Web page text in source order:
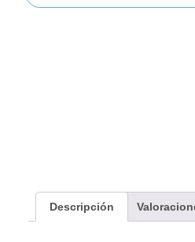
Descripción